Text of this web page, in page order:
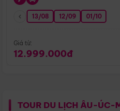
13/08 12/09 01/10
Giá từ:
12.999.000đ
TOUR DU LỊCH ÂU-ÚC-